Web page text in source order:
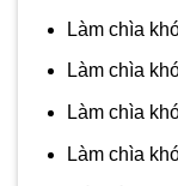
Làm chìa
Làm chìa
Làm chìa
Làm chìa